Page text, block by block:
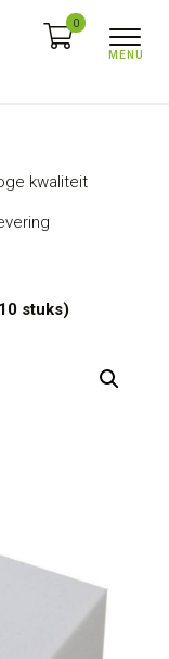
0
kwaliteit
stuks)